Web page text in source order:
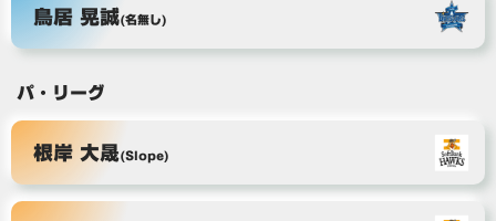
鳥居 晃誠(名無し)
パ・リーグ
根岸 大晟(Slope)